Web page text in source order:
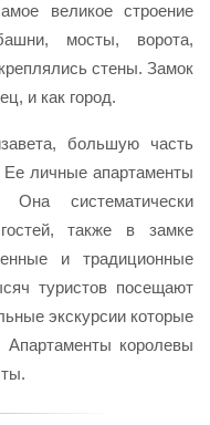
великое строение
мосты, ворота,
стены. Замок
и как город.
большую часть
Ее личные апартаменты
систематически
также в замке
и традиционные
туристов посещают
экскурсии которые
Апартаменты королевы